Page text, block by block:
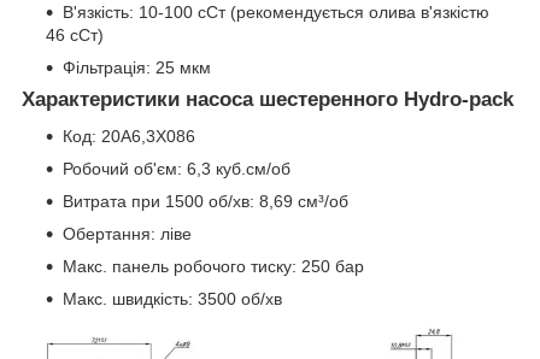
В'язкість: 10-100 сСт (рекомендується олива в'язкістю
46 сСт)
Фільтрація: 25 мкм
Характеристики насоса шестеренного Hydro-pack
Код: 20A6,3X086
Робочий об'єм: 6,3 куб.см/об
Витрата при 1500 об/хв: 8,69 см³/об
Обертання: ліве
Макс. панель робочого тиску: 250 бар
Макс. швидкість: 3500 об/хв